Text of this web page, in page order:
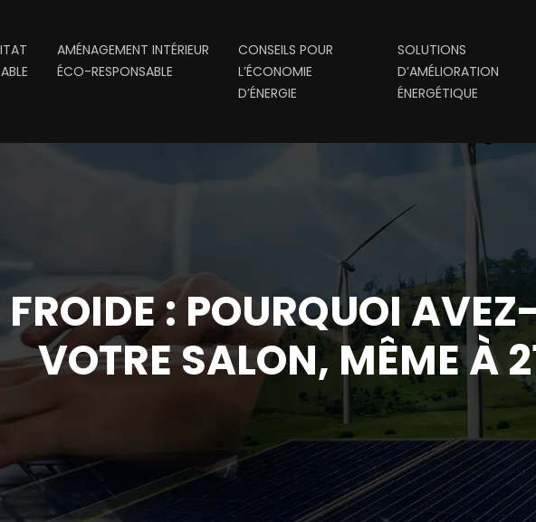
AMÉNAGEMENT INTÉRIEUR
ÉCO-RESPONSABLE
CONSEILS POUR
L’ÉCONOMIE
D’ÉNERGIE
SOLUTIONS
D’AMÉLIORATION
ÉNERGÉTIQUE
FROIDE : POURQUOI
VOTRE SALON, MÊME À